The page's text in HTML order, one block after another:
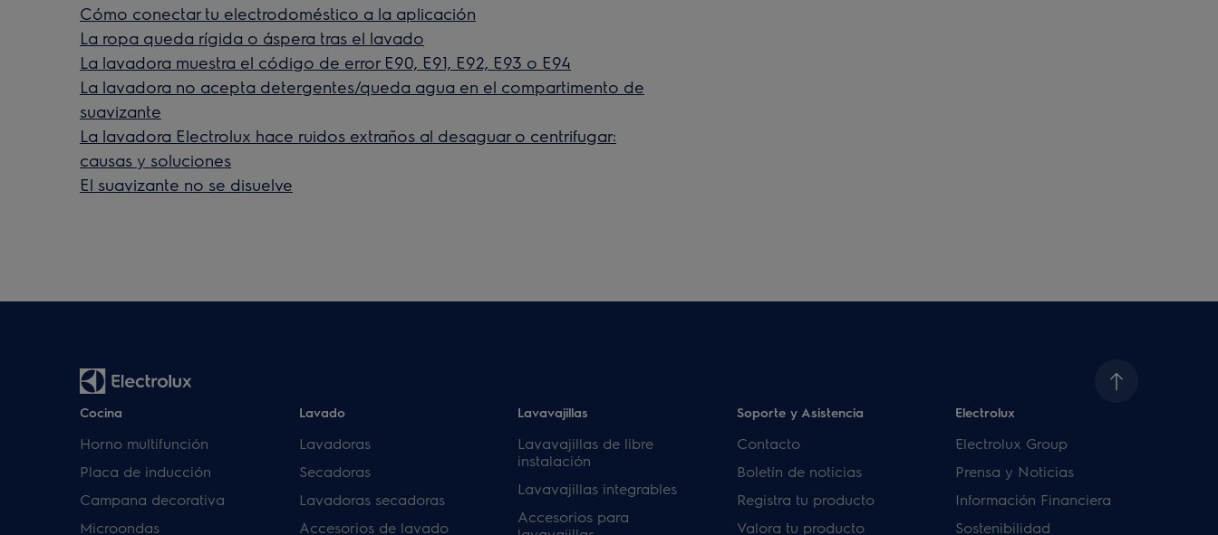
Cómo conectar tu electrodoméstico a la aplicación
La ropa queda rígida o áspera tras el lavado
La lavadora muestra el código de error E90, E91, E92, E93 o E94
La lavadora no acepta detergentes/queda agua en el compartimento de
suavizante
La lavadora Electrolux hace ruidos extraños al desaguar o centrifugar:
causas y soluciones
El suavizante no se disuelve
Cocina
Horno multifunción
Placa de inducción
Campana decorativa
Microondas
Lavado
Lavadoras
Secadoras
Lavadoras secadoras
Accesorios de lavado
Lavavajillas
Lavavajillas de libre
instalación
Lavavajillas integrables
Accesorios para
Soporte y Asistencia
Contacto
Boletín de noticias
Registra tu producto
Valora tu producto
Electrolux
Electrolux Group
Prensa y Noticias
Información Financiera
Sostenibilidad